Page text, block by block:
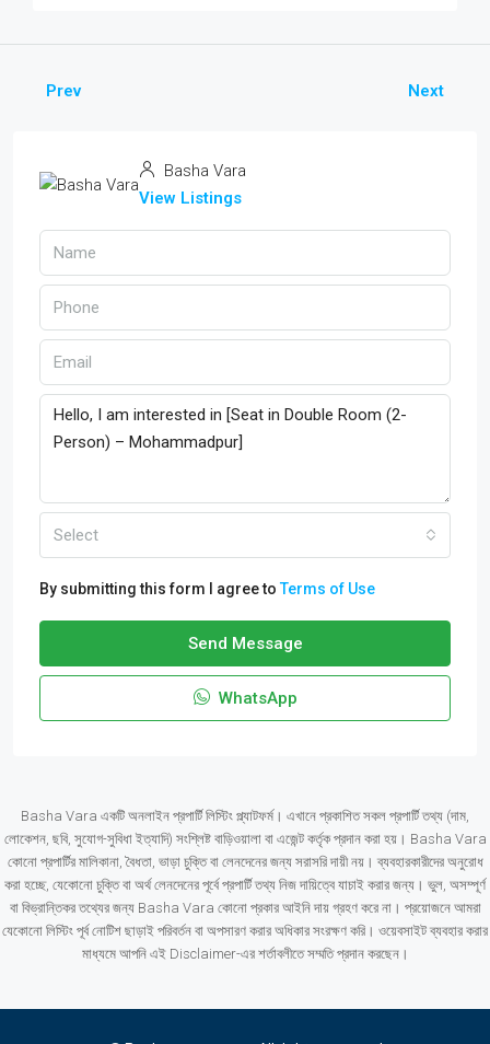
Prev Next
Basha Vara
View Listings
Select
By submitting this form I agree toTerms of Use
Send Message
WhatsApp
Basha Vara একটি অনলাইন প্রপার্টি লিস্টিং প্ল্যাটফর্ম। এখানে প্রকাশিত সকল প্রপার্টি তথ্য (দাম,
লোকেশন, ছবি, সুযোগ-সুবিধা ইত্যাদি) সংশ্লিষ্ট বাড়িওয়ালা বা এজেন্ট কর্তৃক প্রদান করা হয়। Basha Vara
কোনো প্রপার্টির মালিকানা, বৈধতা, ভাড়া চুক্তি বা লেনদেনের জন্য সরাসরি দায়ী নয়। ব্যবহারকারীদের অনুরোধ
করা হচ্ছে, যেকোনো চুক্তি বা অর্থ লেনদেনের পূর্বে প্রপার্টি তথ্য নিজ দায়িত্বে যাচাই করার জন্য। ভুল, অসম্পূর্ণ
বা বিভ্রান্তিকর তথ্যের জন্য Basha Vara কোনো প্রকার আইনি দায় গ্রহণ করে না। প্রয়োজনে আমরা
যেকোনো লিস্টিং পূর্ব নোটিশ ছাড়াই পরিবর্তন বা অপসারণ করার অধিকার সংরক্ষণ করি। ওয়েবসাইট ব্যবহার করার
মাধ্যমে আপনি এই Disclaimer-এর শর্তাবলীতে সম্মতি প্রদান করছেন।